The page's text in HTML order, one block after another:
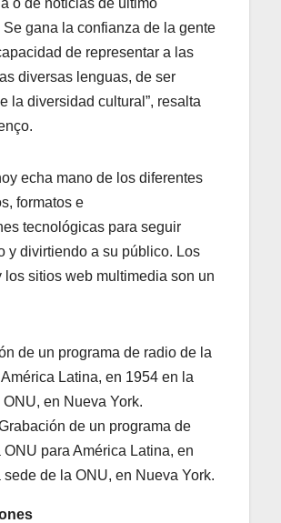
gana la confianza de la gente
de representar a las
diversas lenguas, de ser
la diversidad cultural”, resalta
echa mano de los diferentes
formatos e
tecnológicas para seguir
y divirtiendo a su público. Los
los sitios web multimedia son un
de un programa de
ONU para América Latina, en
sede de la ONU, en Nueva York.